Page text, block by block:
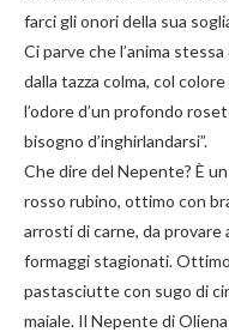
farci gli onori della sua
Ci parve che l’anima
dalla tazza colma, col
l’odore d’un profondo
bisogno d’inghirlandarsi”.
Che dire del Nepente? È
rosso rubino, ottimo con
arrosti di carne, da
formaggi stagionati.
pastasciutte con sugo di
maiale. Il Nepente di